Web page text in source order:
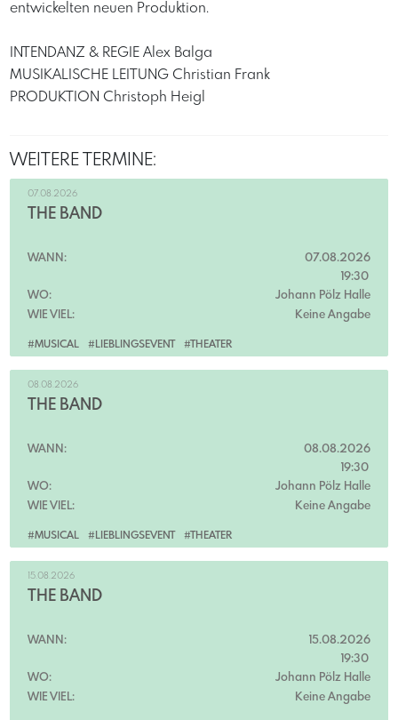
entwickelten neuen Produktion.
INTENDANZ & REGIE Alex Balga
MUSIKALISCHE LEITUNG Christian Frank
PRODUKTION Christoph Heigl
WEITERE TERMINE:
#MUSICAL #LIEBLINGSEVENT #THEATER
07.08.2026
THE BAND
WANN:
07.08.2026
19:30
WO:
Johann Pölz Halle
WIE VIEL:
Keine Angabe
#MUSICAL #LIEBLINGSEVENT #THEATER
08.08.2026
THE BAND
WANN:
08.08.2026
19:30
WO:
Johann Pölz Halle
WIE VIEL:
Keine Angabe
15.08.2026
THE BAND
WANN:
15.08.2026
19:30
WO:
Johann Pölz Halle
WIE VIEL:
Keine Angabe